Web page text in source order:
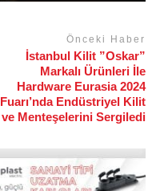
Önceki Haber
İstanbul Kilit ”Oskar”
Markalı Ürünleri İle
Hardware Eurasia 2024
Fuarı’nda Endüstriyel Kilit
ve Menteşelerini Sergiledi